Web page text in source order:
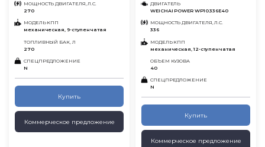
МОЩНОСТЬ ДВИГАТЕЛЯ, Л.С.
270
МОДЕЛЬ КПП
механическая, 9-ступенчатая
ТОПЛИВНЫЙ БАК, Л
270
СПЕЦПРЕДЛОЖЕНИЕ
N
Купить
Коммерческое предложение
ДВИГАТЕЛЬ
WEICHAI POWER WP10.336E40
МОЩНОСТЬ ДВИГАТЕЛЯ, Л.С.
336
МОДЕЛЬ КПП
механическая, 12-ступенчатая
ОБЪЕМ КУЗОВА
40
СПЕЦПРЕДЛОЖЕНИЕ
N
Купить
Коммерческое предложение